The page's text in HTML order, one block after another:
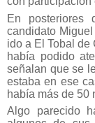
En posteriores
candidato
ido a El Tobal de
había podido
señalan que se
estaba en ese
había más de 50
Algo parecido